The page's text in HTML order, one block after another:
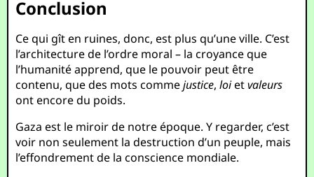
Conclusion
Ce qui gît en ruines, donc, est plus qu’une ville. C’est
l’architecture de l’ordre moral – la croyance que
l’humanité apprend, que le pouvoir peut être
contenu, que des mots commejustice,loietvaleurs
ont encore du poids.
Gaza est le miroir de notre époque. Y regarder, c’est
voir non seulement la destruction d’un peuple, mais
l’effondrement de la conscience mondiale.